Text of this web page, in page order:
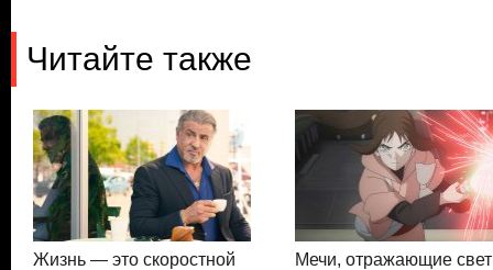
Читайте также
Жизнь — это скоростной
Мечи, отражающие свет